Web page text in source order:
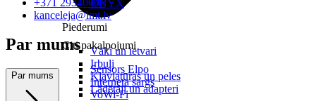
Citi pakalpojumi
Sensors Elpo
Interneta sargs
VoWi-Fi
ONYX
Piederumi
Vāki un ietvari
Irbuļi
Klaviatūras un peles
Lādētāji un adapteri
kanceleja@lmt.lv
Par mums
Par mums